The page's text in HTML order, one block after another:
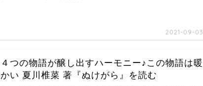
2021-09-03
４つの物語が醸し出すハーモニー♪この物語は暖
かい 夏川椎菜 著『ぬけがら』を読む